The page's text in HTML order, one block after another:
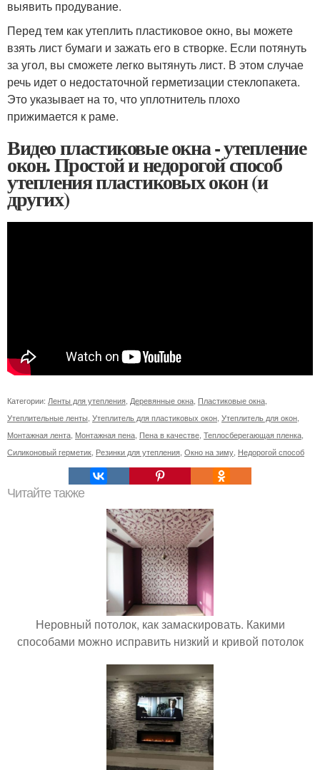
выявить продувание.
Перед тем как утеплить пластиковое окно, вы можете
взять лист бумаги и зажать его в створке. Если потянуть
за угол, вы сможете легко вытянуть лист. В этом случае
речь идет о недостаточной герметизации стеклопакета.
Это указывает на то, что уплотнитель плохо
прижимается к раме.
Видео пластиковые окна - утепление
окон. Простой и недорогой способ
утепления пластиковых окон (и
других)
Категории: Ленты для утепления Деревянные окна Пластиковые окна
Утеплительные ленты Утеплитель для пластиковых окон Утеплитель для окон
Монтажная лента Монтажная пена Пена в качестве Теплосберегающая пленка
Силиконовый герметик Резинки для утепления Окно на зиму Недорогой способ
Читайте также
Неровный потолок, как замаскировать. Какими
способами можно исправить низкий и кривой потолок